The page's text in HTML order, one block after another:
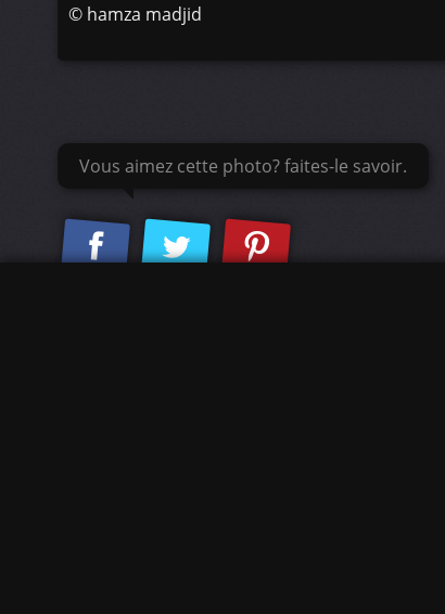
© hamza madjid
Vous aimez cette photo? faites-le savoir.